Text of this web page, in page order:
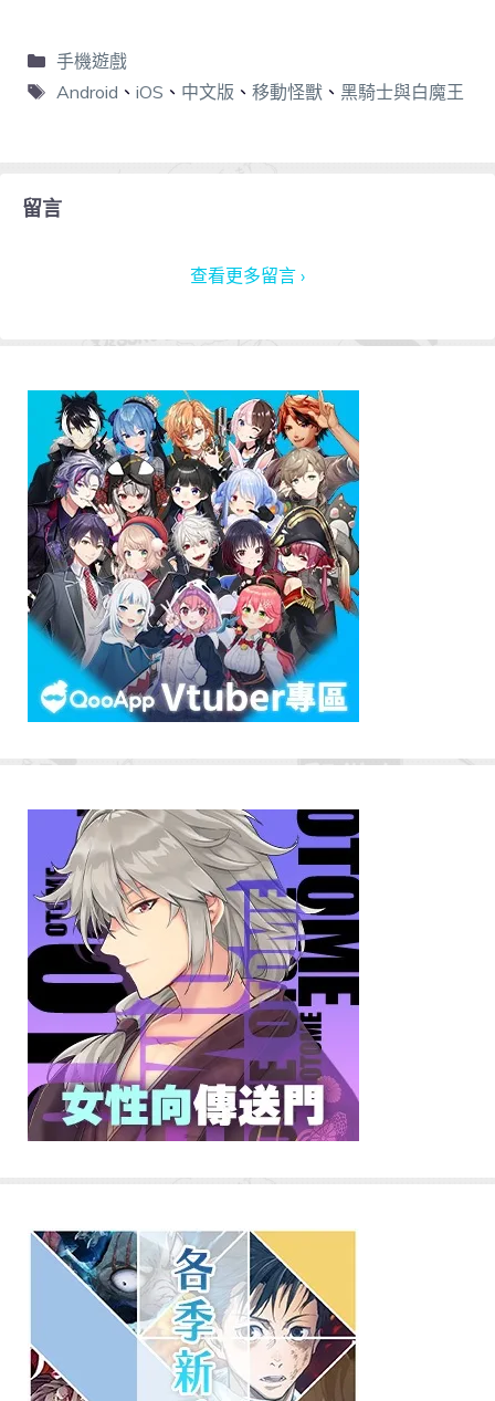
手機遊戲
Android 、 iOS 、 中文版 、 移動怪獸、 黑騎士與白魔王
留言
查看更多留言 ›